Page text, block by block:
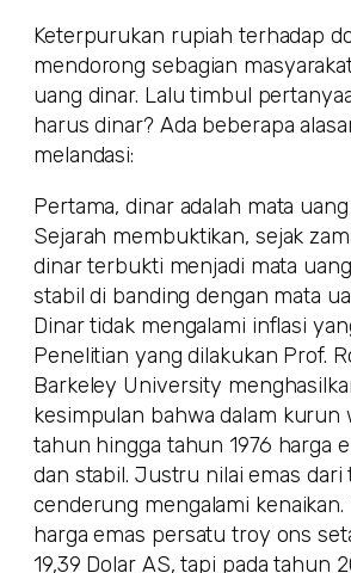
Keterpurukan rupiah terhadap
mendorong sebagian
uang dinar. Lalu timbul
harus dinar? Ada beberapa
melandasi:
Pertama, dinar adalah mata
Sejarah membuktikan, sejak
dinar terbukti menjadi mata
stabil di banding dengan mata
Dinar tidak mengalami inflasi
Penelitian yang dilakukan Prof.
Barkeley University
kesimpulan bahwa dalam kurun
tahun hingga tahun 1976 harga
dan stabil. Justru nilai emas
cenderung mengalami kenaikan.
harga emas persatu troy ons
19,39 Dolar AS, tapi pada tahun